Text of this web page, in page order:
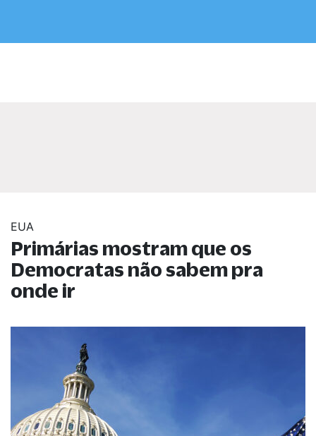
EUA
Primárias mostram que os
Democratas não sabem pra
onde ir